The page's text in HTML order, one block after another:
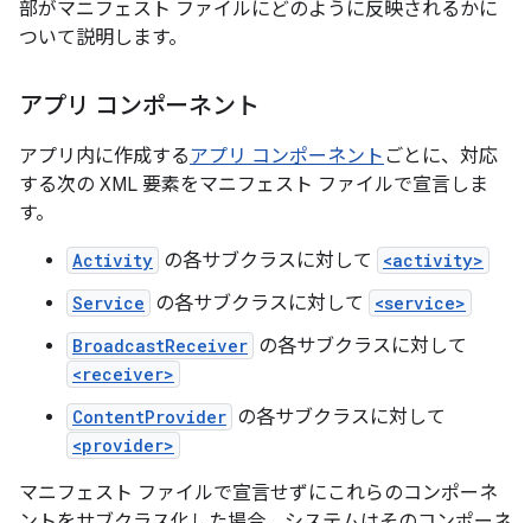
部がマニフェスト ファイルにどのように反映されるかに
ついて説明します。
アプリ コンポーネント
アプリ内に作成するアプリ コンポーネント ごとに、対応
する次の XML 要素をマニフェスト ファイルで宣言しま
す。
Activity の各サブクラスに対して
<activity>
Service の各サブクラスに対して
<service>
BroadcastReceiver の各サブクラスに対して
<receiver>
ContentProvider の各サブクラスに対して
<provider>
マニフェスト ファイルで宣言せずにこれらのコンポーネ